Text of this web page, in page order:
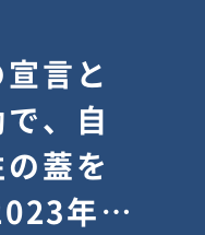
タン
裏切
”【真